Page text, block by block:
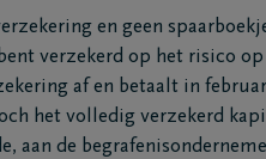
en geen
verzekerd op het risico
af en betaalt in
het volledig verzekerd
aan de